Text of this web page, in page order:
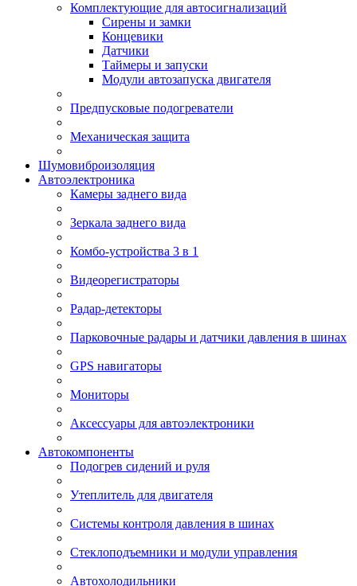
Комплектующие для автосигнализаций
Сирены и замки
Концевики
Датчики
Таймеры и запуски
Модули автозапуска двигателя
Предпусковые подогреватели
Механическая защита
Шумовиброизоляция
Автоэлектроника
Камеры заднего вида
Зеркала заднего вида
Комбо-устройства 3 в 1
Видеорегистраторы
Радар-детекторы
Парковочные радары и датчики давления в шинах
GPS навигаторы
Мониторы
Аксессуары для автоэлектроники
Автокомпоненты
Подогрев сидений и руля
Утеплитель для двигателя
Системы контроля давления в шинах
Стеклоподъемники и модули управления
Автохолодильники